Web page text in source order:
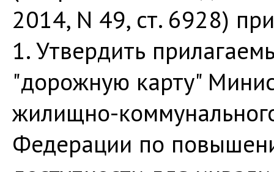
2014, N 49, ст. 6928)
1. Утвердить
"дорожную карту"
жилищно-
Федерации по